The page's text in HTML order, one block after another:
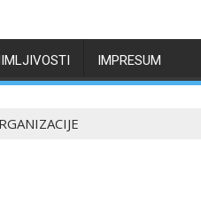
IMPRESUM